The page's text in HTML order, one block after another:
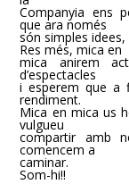
Companyia ens
que ara només
són simples
Res més, mica en
mica anirem
d’espectacles
i esperem que a
rendiment.
Mica en mica us
vulgueu
compartir amb
comencem a
caminar.
Som-hi!!